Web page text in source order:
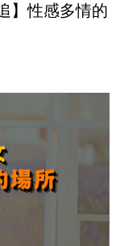
】性感多情的